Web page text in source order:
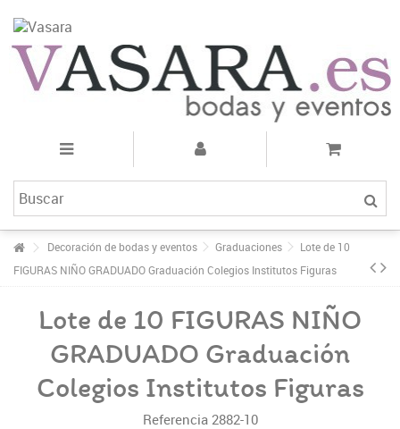
Decoración de bodas y eventos Graduaciones
Lote de 10
FIGURAS NIÑO GRADUADO Graduación Colegios Institutos Figuras
Lote de 10 FIGURAS NIÑO
GRADUADO Graduación
Colegios Institutos Figuras
Referencia 2882-10